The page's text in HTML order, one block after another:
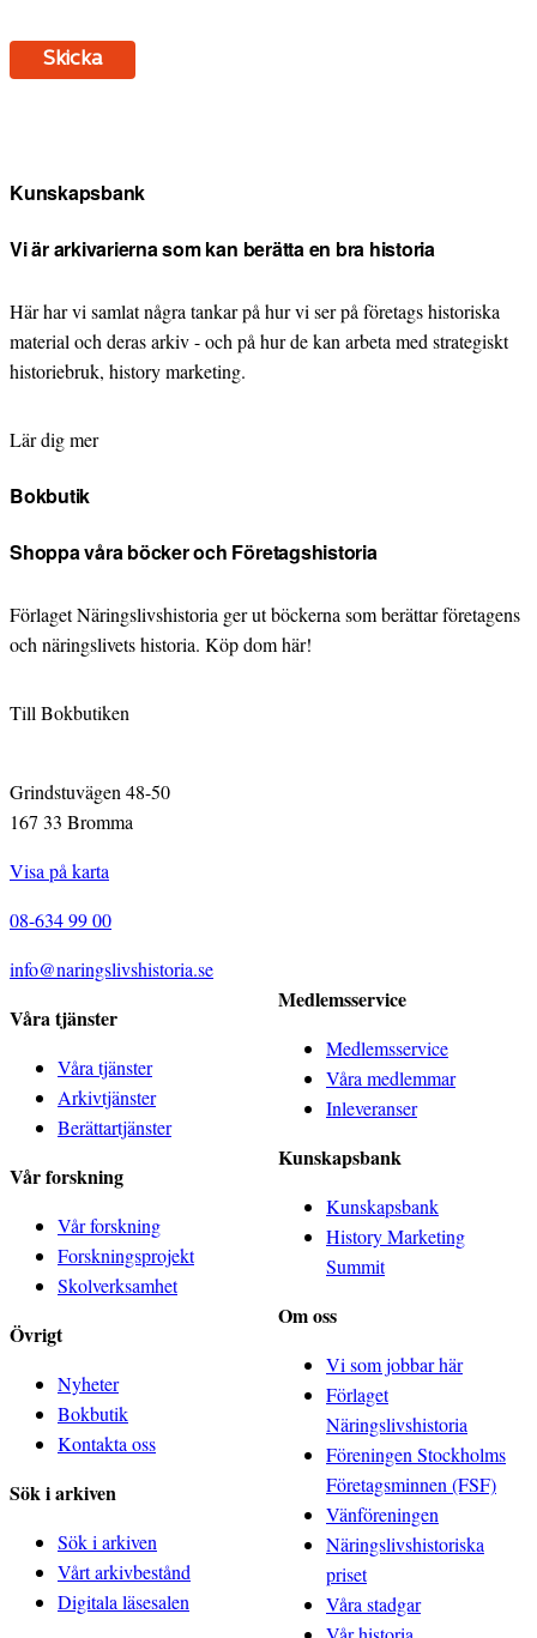
Kunskapsbank
Vi är arkivarierna som kan berätta en bra historia
Här har vi samlat några tankar på hur vi ser på företags historiska
material och deras arkiv - och på hur de kan arbeta med strategiskt
historiebruk, history marketing.
Lär dig mer
Bokbutik
Shoppa våra böcker och Företagshistoria
Förlaget Näringslivshistoria ger ut böckerna som berättar företagens
och näringslivets historia. Köp dom här!
Till Bokbutiken
Grindstuvägen 48-50
167 33 Bromma
Visa på karta
08-634 99 00
info@naringslivshistoria.se
Våra tjänster
Våra tjänster
Arkivtjänster
Berättartjänster
Vår forskning
Vår forskning
Forskningsprojekt
Skolverksamhet
Övrigt
Nyheter
Bokbutik
Kontakta oss
Sök i arkiven
Sök i arkiven
Vårt arkivbestånd
Digitala läsesalen
Medlemsservice
Medlemsservice
Våra medlemmar
Inleveranser
Kunskapsbank
Kunskapsbank
History Marketing
Summit
Om oss
Vi som jobbar här
Förlaget
Näringslivshistoria
Föreningen Stockholms
Företagsminnen (FSF)
Vänföreningen
Näringslivshistoriska
priset
Våra stadgar